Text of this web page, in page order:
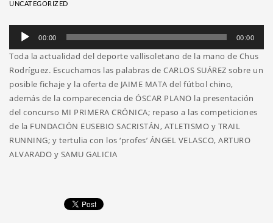
UNCATEGORIZED
Reproductor
audio
00:00 00:00
Toda la actualidad del deporte vallisoletano de la mano de Chus
Rodríguez. Escuchamos las palabras de CARLOS SUÁREZ sobre un
posible fichaje y la oferta de JAIME MATA del fútbol chino,
además de la comparecencia de ÓSCAR PLANO la presentación
del concurso MI PRIMERA CRÓNICA; repaso a las competiciones
de la FUNDACIÓN EUSEBIO SACRISTÁN, ATLETISMO y TRAIL
RUNNING; y tertulia con los ‘profes’ ÁNGEL VELASCO, ARTURO
ALVARADO y SAMU GALICIA